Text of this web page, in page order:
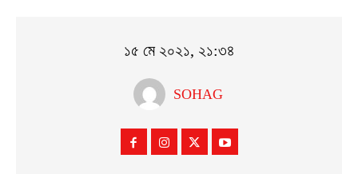
১৫ মে ২০২১, ২১:৩৪
SOHAG